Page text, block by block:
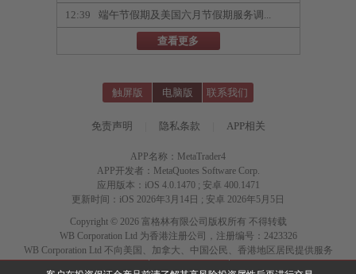
12:39 端午节假期及美国六月节假期服务调...
查看更多
触屏版 电脑版 联系我们
免责声明 隐私条款 APP相关
APP名称：MetaTrader4
APP开发者：MetaQuotes Software Corp.
应用版本：iOS 4.0.1470 ; 安卓 400.1471
更新时间：iOS 2026年3月14日 ; 安卓 2026年5月5日
Copyright © 2026 富格林有限公司版权所有 不得转载
WB Corporation Ltd 为香港注册公司，注册编号：2423326
WB Corporation Ltd 不向美国、加拿大、中国公民、香港地区居民提供服务